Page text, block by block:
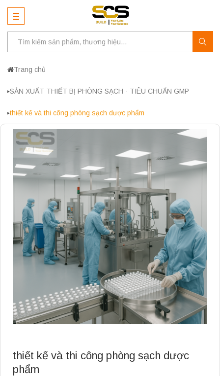
Trang chủ
SẢN XUẤT THIẾT BỊ PHÒNG SẠCH - TIÊU CHUẨN GMP
thiết kế và thi công phòng sạch dược phẩm
thiết kế và thi công phòng sạch dược
phẩm